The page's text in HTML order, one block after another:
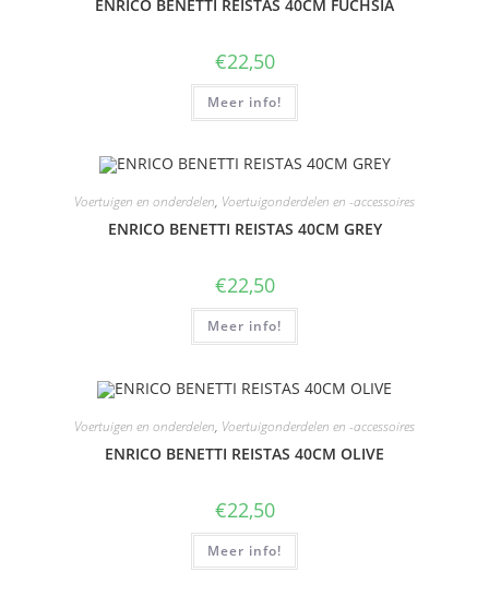
ENRICO BENETTI REISTAS 40CM FUCHSIA
€22,50
Meer info!
Voertuigen en onderdelen, Voertuigonderdelen en -accessoires
ENRICO BENETTI REISTAS 40CM GREY
€22,50
Meer info!
Voertuigen en onderdelen, Voertuigonderdelen en -accessoires
ENRICO BENETTI REISTAS 40CM OLIVE
€22,50
Meer info!